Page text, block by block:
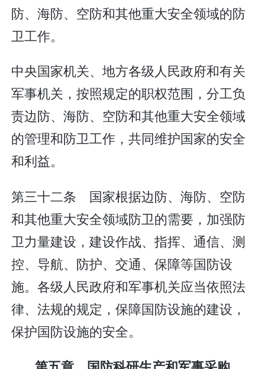
防、海防、空防和其他重大安全领域的防
卫工作。
中央国家机关、地方各级人民政府和有关
军事机关，按照规定的职权范围，分工负
责边防、海防、空防和其他重大安全领域
的管理和防卫工作，共同维护国家的安全
和利益。
第三十二条 国家根据边防、海防、空防
和其他重大安全领域防卫的需要，加强防
卫力量建设，建设作战、指挥、通信、测
控、导航、防护、交通、保障等国防设
施。各级人民政府和军事机关应当依照法
律、法规的规定，保障国防设施的建设，
保护国防设施的安全。